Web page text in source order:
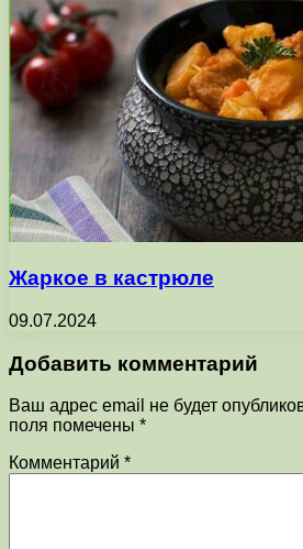
Жаркое в кастрюле
09.07.2024
Добавить комментарий
Ваш адрес email не будет
поля помечены *
Комментарий *